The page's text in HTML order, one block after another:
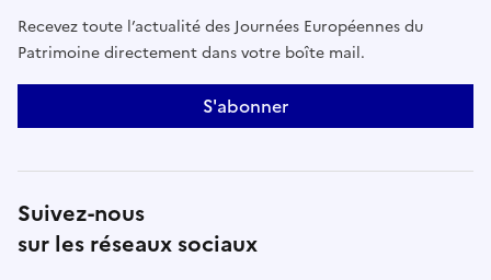
Recevez toute l’actualité des Journées Européennes du
Patrimoine directement dans votre boîte mail.
S'abonner
Suivez-nous
sur les réseaux sociaux